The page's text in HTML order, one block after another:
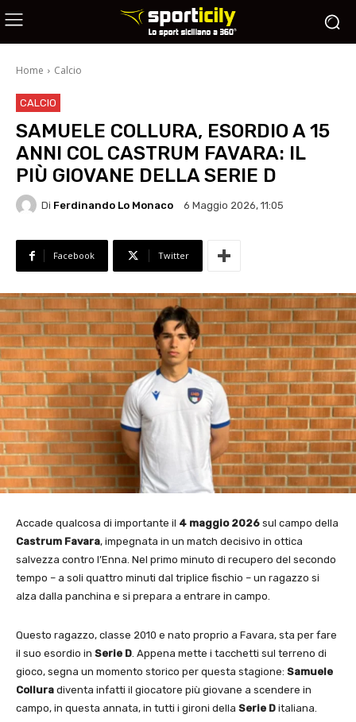
Home Calcio
CALCIO
SAMUELE COLLURA, ESORDIO A 15
ANNI COL CASTRUM FAVARA: IL
PIÙ GIOVANE DELLA SERIE D
Di Ferdinando Lo Monaco 6 Maggio 2026, 11:05
Facebook Twitter
Accade qualcosa di importante il 4 maggio 2026 sul campo della
Castrum Favara, impegnata in un match decisivo in ottica
salvezza contro l’Enna. Nel primo minuto di recupero del secondo
tempo – a soli quattro minuti dal triplice fischio – un ragazzo si
alza dalla panchina e si prepara a entrare in campo.
Questo ragazzo, classe 2010 e nato proprio a Favara, sta per fare
il suo esordio in Serie D. Appena mette i tacchetti sul terreno di
gioco, segna un momento storico per questa stagione: Samuele
Collura diventa infatti il giocatore più giovane a scendere in
campo, in questa annata, in tutti i gironi della Serie D italiana.